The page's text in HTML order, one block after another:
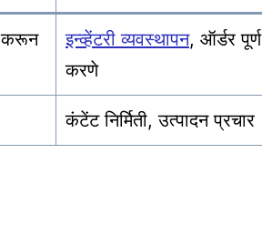
करून
इन्व्हेंटरी व्यवस्थापन, ऑर्डर पूर्ण
करणे
कंटेंट निर्मिती, उत्पादन प्रचार